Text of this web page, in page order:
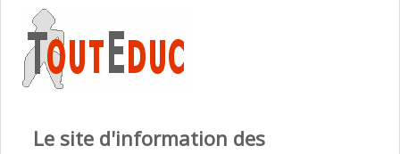
Le site d'information des